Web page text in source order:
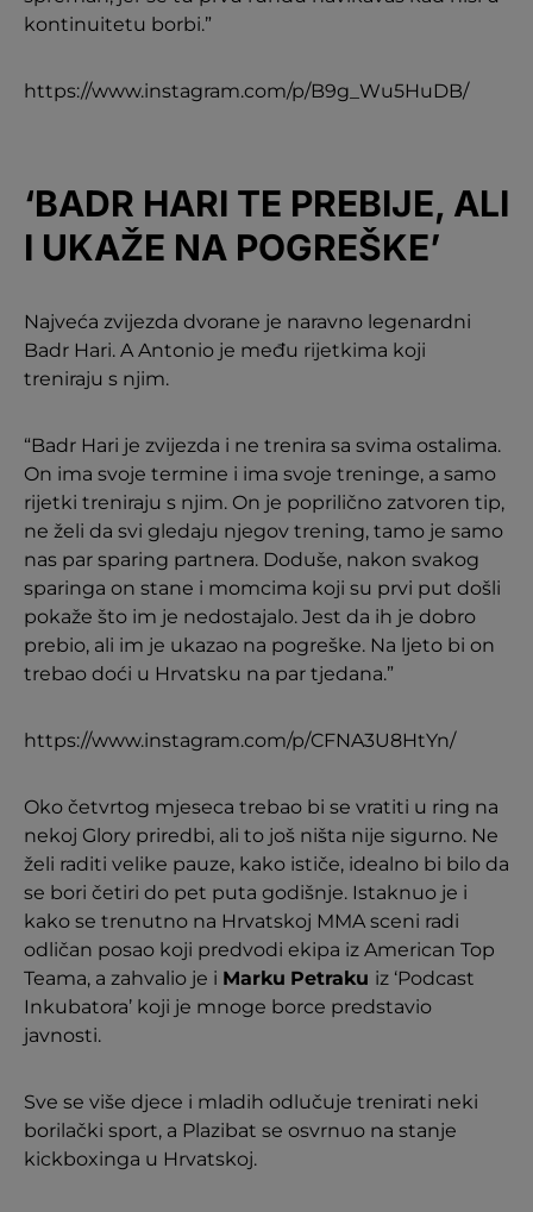
kontinuitetu borbi.”
https://www.instagram.com/p/B9g_Wu5HuDB/
‘BADR HARI TE PREBIJE, ALI
I UKAŽE NA POGREŠKE’
Najveća zvijezda dvorane je naravno legenardni
Badr Hari. A Antonio je među rijetkima koji
treniraju s njim.
“Badr Hari je zvijezda i ne trenira sa svima ostalima.
On ima svoje termine i ima svoje treninge, a samo
rijetki treniraju s njim. On je poprilično zatvoren tip,
ne želi da svi gledaju njegov trening, tamo je samo
nas par sparing partnera. Doduše, nakon svakog
sparinga on stane i momcima koji su prvi put došli
pokaže što im je nedostajalo. Jest da ih je dobro
prebio, ali im je ukazao na pogreške. Na ljeto bi on
trebao doći u Hrvatsku na par tjedana.”
https://www.instagram.com/p/CFNA3U8HtYn/
Oko četvrtog mjeseca trebao bi se vratiti u ring na
nekoj Glory priredbi, ali to još ništa nije sigurno. Ne
želi raditi velike pauze, kako ističe, idealno bi bilo da
se bori četiri do pet puta godišnje. Istaknuo je i
kako se trenutno na Hrvatskoj MMA sceni radi
odličan posao koji predvodi ekipa iz American Top
Teama, a zahvalio je i Marku Petraku iz ‘Podcast
Inkubatora’ koji je mnoge borce predstavio
javnosti.
Sve se više djece i mladih odlučuje trenirati neki
borilački sport, a Plazibat se osvrnuo na stanje
kickboxinga u Hrvatskoj.